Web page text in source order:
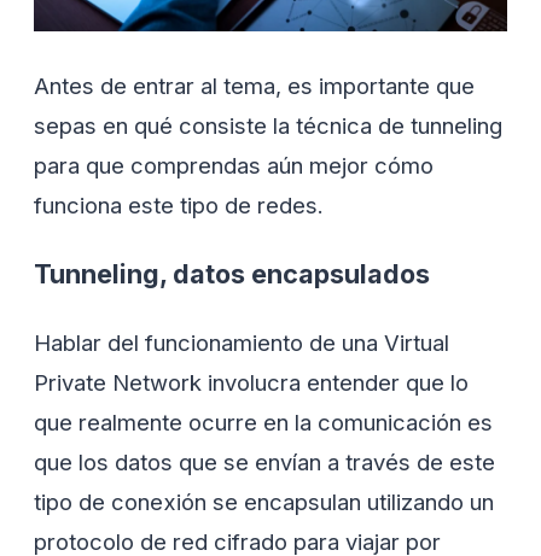
Antes de entrar al tema, es importante que
sepas en qué consiste la técnica de tunneling
para que comprendas aún mejor cómo
funciona este tipo de redes.
Tunneling, datos encapsulados
Hablar del funcionamiento de una Virtual
Private Network involucra entender que lo
que realmente ocurre en la comunicación es
que los datos que se envían a través de este
tipo de conexión se encapsulan utilizando un
protocolo de red cifrado para viajar por